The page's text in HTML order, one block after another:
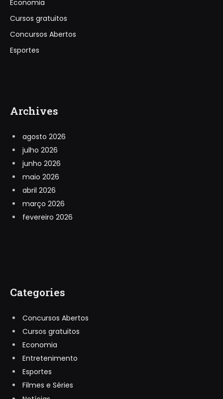
Economia
Cursos gratuitos
Concursos Abertos
Esportes
Archives
agosto 2026
julho 2026
junho 2026
maio 2026
abril 2026
março 2026
fevereiro 2026
Categories
Concursos Abertos
Cursos gratuitos
Economia
Entretenimento
Esportes
Filmes e Séries